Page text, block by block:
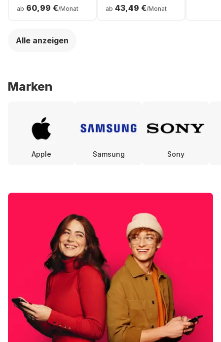
ab 60,99 €/Monat ab 43,49 €/Monat
Alle anzeigen
Marken
Apple Samsung Sony